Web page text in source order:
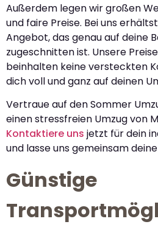
Außerdem legen wir großen
und faire Preise. Bei uns
Angebot, das genau auf deine
zugeschnitten ist. Unsere
beinhalten keine versteckten
dich voll und ganz auf deinen
Vertraue auf den Sommer
einen stressfreien Umzug von
Kontaktiere uns jetzt für dein
und lasse uns gemeinsam
Günstige